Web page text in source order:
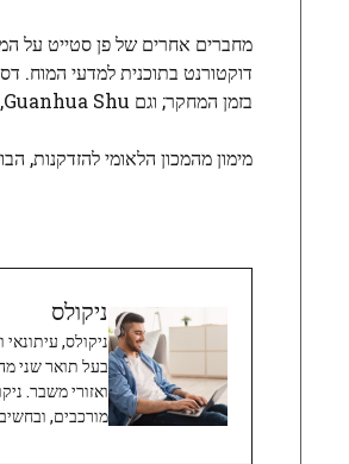
מחברים אחרים של פן סטייט על
דוקטורנט בתוכנית למדעי המוח.
בזמן המחקר; וגם Guanhua Shu, שהיה סטודנט לתואר שני באוניברסיטת הרווארד בזמן המחקר, תרם למאמר.
מימון מהמכון הלאומי להזדקנות,
ניקולס
בעל תואר שני
ואזורי משבר.
מורכבים,